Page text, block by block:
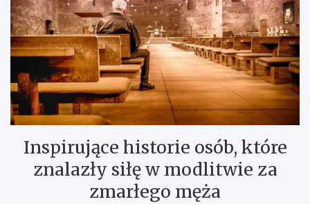
Inspirujące historie osób, które
znalazły siłę w modlitwie za
zmarłego męża